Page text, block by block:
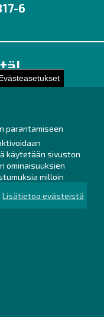
parantamiseen
käytetään sivuston
ominaisuuksien
milloin
Lisätietoa evästeistä
6